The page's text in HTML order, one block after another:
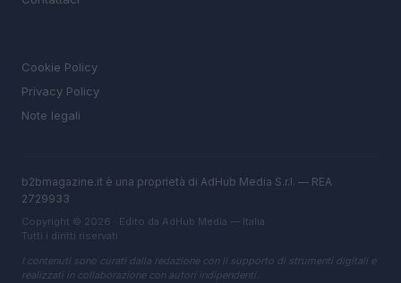
Cookie Policy
Privacy Policy
Note legali
b2bmagazine.it è una proprietà di AdHub Media S.r.l. — REA
2729933
Copyright © 2026 · Edito da AdHub Media — Italia
Tutti i diritti riservati
I contenuti sono curati dalla redazione con il supporto di strumenti digitali e
realizzati in collaborazione con autori indipendenti.